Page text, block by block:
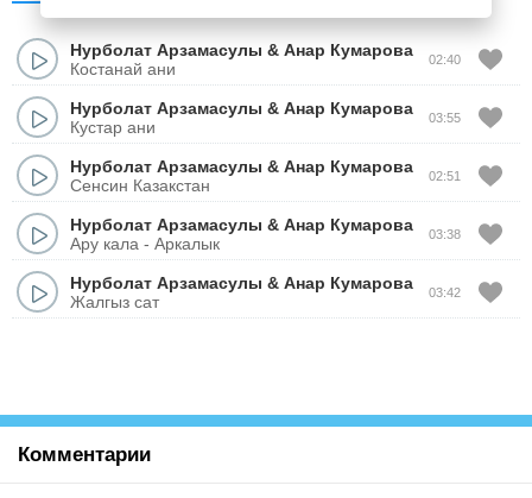
Нурболат Арзамасулы & Анар Кумарова
Костанай ани
02:40
Нурболат Арзамасулы & Анар Кумарова
Кустар ани
03:55
Нурболат Арзамасулы & Анар Кумарова
Сенсин Казакстан
02:51
Нурболат Арзамасулы & Анар Кумарова
Ару кала - Аркалык
03:38
Нурболат Арзамасулы & Анар Кумарова
Жалгыз сат
03:42
Комментарии